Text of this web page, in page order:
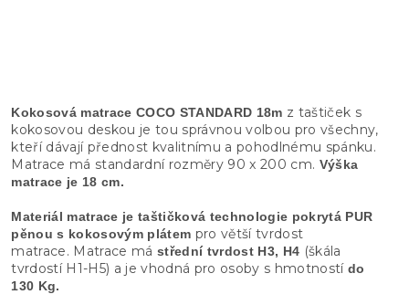
Kokosová matrace COCO STANDARD 18m z taštiček s
kokosovou deskou je tou správnou volbou pro všechny,
kteří dávají přednost kvalitnímu a pohodlnému spánku.
Matrace má standardní rozměry 90 x 200 cm. Výška
matrace je 18 cm.
Materiál matrace je taštičková technologie pokrytá PUR
pěnou s kokosovým plátem pro větší tvrdost
matrace. Matrace má střední tvrdost H3, H4 (škála
tvrdostí H1-H5) a je vhodná pro osoby s hmotností do
130 Kg.